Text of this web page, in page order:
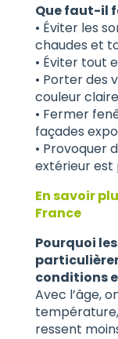
Que faut-il
• Éviter les
chaudes et
• Éviter tout
• Porter des
couleur
• Fermer
façades
• Provoquer
extérieur est
En savoir
France
Pourquoi
conditions
Avec l’âge,
ressent